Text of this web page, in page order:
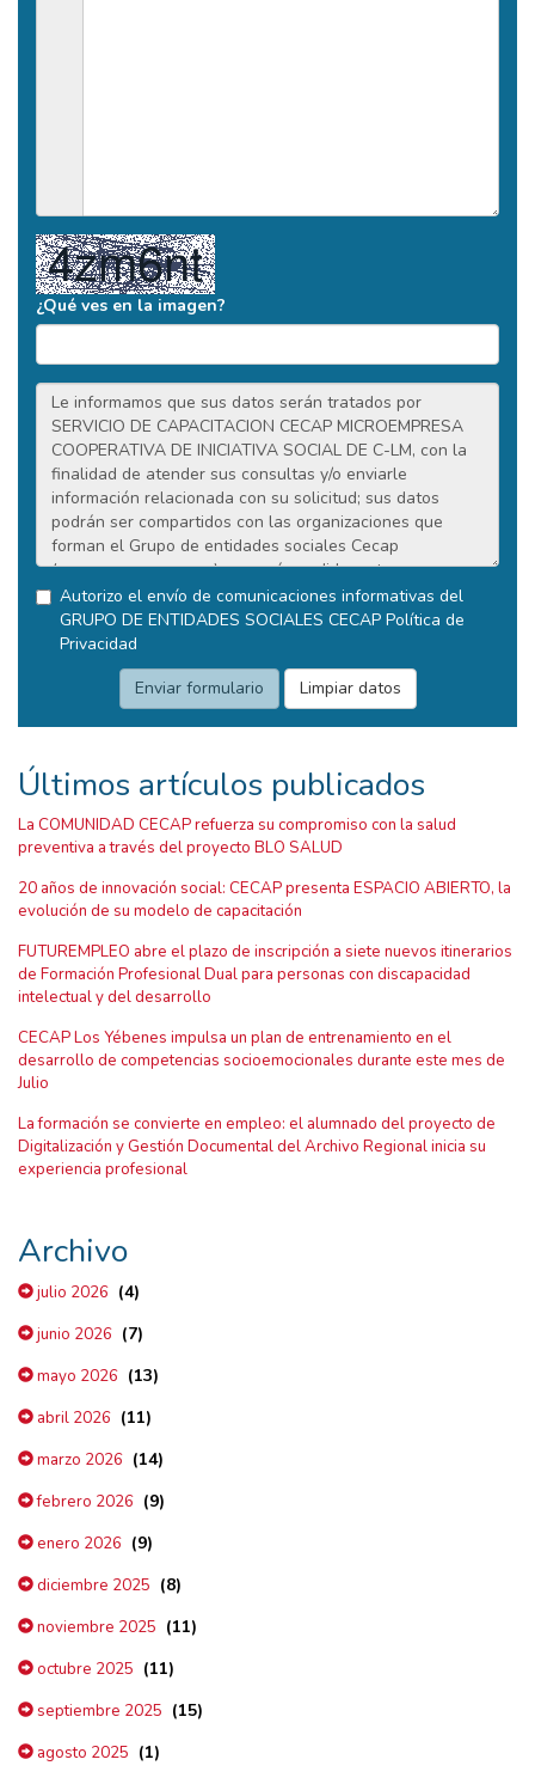
¿Qué ves en la imagen?
Autorizo el envío de comunicaciones informativas del
GRUPO DE ENTIDADES SOCIALES CECAP Política de
Privacidad
Últimos artículos publicados
La COMUNIDAD CECAP refuerza su compromiso con la salud
preventiva a través del proyecto BLO SALUD
20 años de innovación social: CECAP presenta ESPACIO ABIERTO, la
evolución de su modelo de capacitación
FUTUREMPLEO abre el plazo de inscripción a siete nuevos itinerarios
de Formación Profesional Dual para personas con discapacidad
intelectual y del desarrollo
CECAP Los Yébenes impulsa un plan de entrenamiento en el
desarrollo de competencias socioemocionales durante este mes de
Julio
La formación se convierte en empleo: el alumnado del proyecto de
Digitalización y Gestión Documental del Archivo Regional inicia su
experiencia profesional
Archivo
julio 2026 (4)
junio 2026 (7)
mayo 2026 (13)
abril 2026 (11)
marzo 2026 (14)
febrero 2026 (9)
enero 2026 (9)
diciembre 2025 (8)
noviembre 2025 (11)
octubre 2025 (11)
septiembre 2025 (15)
agosto 2025 (1)